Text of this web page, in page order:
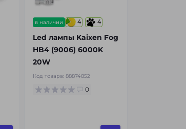
в наличии 4 4
Led лампы Kaixen Fog
HB4 (9006) 6000K
20W
Код товара:88874852
0